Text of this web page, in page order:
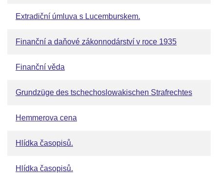
Extradiční úmluva s Lucemburskem.
Finanční a daňové zákonnodárství v roce 1935
Finanční věda
Grundzüge des tschechoslowakischen Strafrechtes
Hemmerova cena
Hlídka časopisů.
Hlídka časopisů.